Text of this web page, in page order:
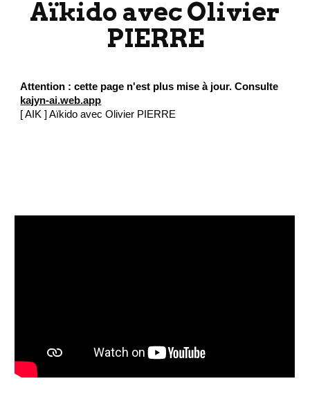
Aïkido avec Olivier
PIERRE
Attention : cette page n'est plus mise à jour. Consulte
kajyn-ai.web.app
[ AIK ] Aïkido avec Olivier PIERRE